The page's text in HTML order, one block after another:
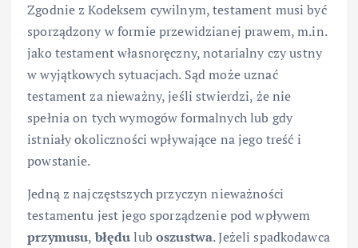
Zgodnie z Kodeksem cywilnym, testament musi być
sporządzony w formie przewidzianej prawem, m.in.
jako testament własnoręczny, notarialny czy ustny
w wyjątkowych sytuacjach. Sąd może uznać
testament za nieważny, jeśli stwierdzi, że nie
spełnia on tych wymogów formalnych lub gdy
istniały okoliczności wpływające na jego treść i
powstanie.
Jedną z najczęstszych przyczyn nieważności
testamentu jest jego sporządzenie pod wpływem
przymusu, błędulub oszustwa. Jeżeli spadkodawca